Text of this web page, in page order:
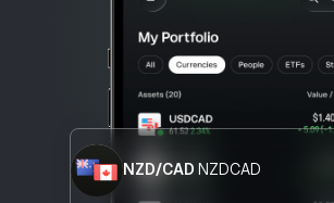
NZD/CAD NZDCAD